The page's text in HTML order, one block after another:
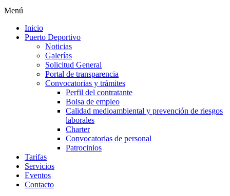
Menú
Inicio
Puerto Deportivo
Noticias
Galerías
Solicitud General
Portal de transparencia
Convocatorias y trámites
Perfil del contratante
Bolsa de empleo
Calidad medioambiental y prevención de riesgos
laborales
Charter
Convocatorias de personal
Patrocinios
Tarifas
Servicios
Eventos
Contacto